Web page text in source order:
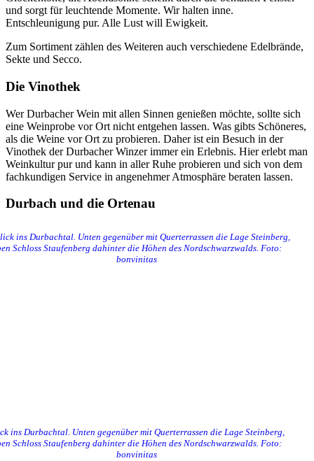
und sorgt für leuchtende Momente. Wir halten inne.
Entschleunigung pur. Alle Lust will Ewigkeit.
Zum Sortiment zählen des Weiteren auch verschiedene Edelbrände,
Sekte und Secco.
Die Vinothek
Wer Durbacher Wein mit allen Sinnen genießen möchte, sollte sich
eine Weinprobe vor Ort nicht entgehen lassen. Was gibts Schöneres,
als die Weine vor Ort zu probieren. Daher ist ein Besuch in der
Vinothek der Durbacher Winzer immer ein Erlebnis. Hier erlebt man
Weinkultur pur und kann in aller Ruhe probieren und sich von dem
fachkundigen Service in angenehmer Atmosphäre beraten lassen.
Durbach und die Ortenau
ins Durbachtal. Unten gegenüber mit Querterrassen die Lage Steinberg,
Schloss Staufenberg dahinter die Höhen des Nordschwarzwalds. Foto:
bonvinitas